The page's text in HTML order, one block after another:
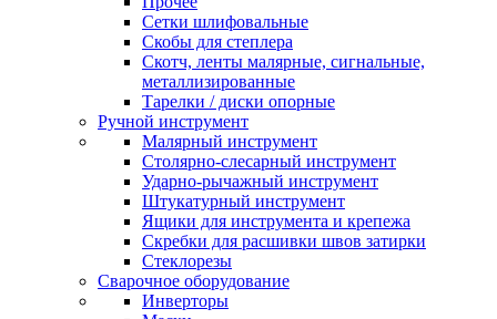
Сетки шлифовальные
Скобы для степлера
Скотч, ленты малярные, сигнальные,
металлизированные
Тарелки / диски опорные
Ручной инструмент
Малярный инструмент
Столярно-слесарный инструмент
Ударно-рычажный инструмент
Штукатурный инструмент
Ящики для инструмента и крепежа
Скребки для расшивки швов затирки
Стеклорезы
Сварочное оборудование
Инверторы